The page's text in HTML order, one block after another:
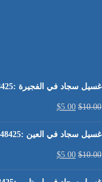
غسيل سجاد في الفجيرة :0504348425
$10.00
$5.00
غسيل سجاد في العين :0504348425
$10.00
$5.00